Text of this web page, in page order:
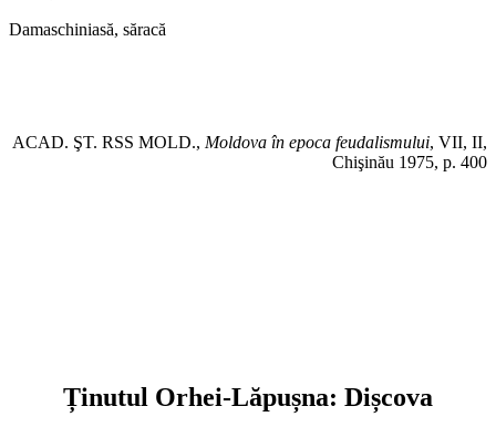
Damaschiniasă, săracă
ACAD. ŞT. RSS MOLD., Moldova în epoca feudalismului, VII, II,
Chişinău 1975, p. 400
Ținutul Orhei-Lăpușna: Dișcova